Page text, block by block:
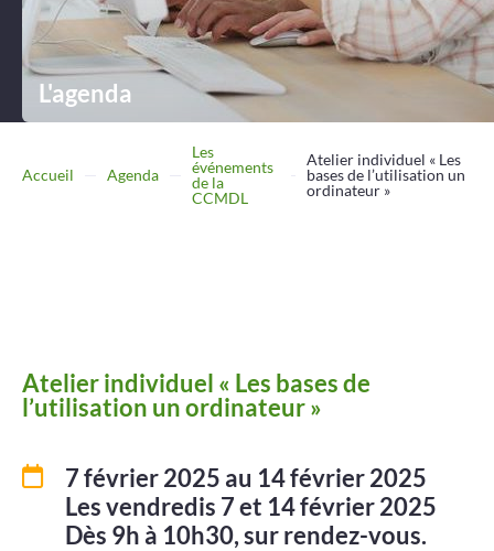
L'agenda
Accueil Agenda
Les
événements
de la
CCMDL
Atelier individuel « Les
bases de l’utilisation un
ordinateur »
Atelier individuel « Les bases de
l’utilisation un ordinateur »
7 février 2025 au 14 février 2025
Les vendredis 7 et 14 février 2025
Dès 9h à 10h30, sur rendez-vous.
Déchets etassainissement
TravaillerEntreprendre